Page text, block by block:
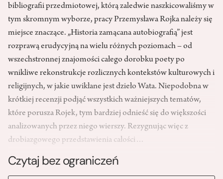
bibliografii przedmiotowej, którą zaledwie naszkicowaliśmy w
tym skromnym wyborze, pracy Przemysława Rojka należy się
miejsce znaczące. „Historia zamącana autobiografią” jest
rozprawą erudycyjną na wielu różnych poziomach – od
wszechstronnej znajomości całego dorobku poety po
wnikliwe rekonstrukcje rozlicznych kontekstów kulturowych i
religijnych, w jakie uwikłane jest dzieło Wata. Niepodobna w
krótkiej recenzji podjąć wszystkich ważniejszych tematów,
które porusza Rojek, tym bardziej odnieść się do większości
analizowanych przez niego wierszy. Rezygnując więc z
drobiazgowego przedstawienia całości…
Czytaj bez ograniczeń